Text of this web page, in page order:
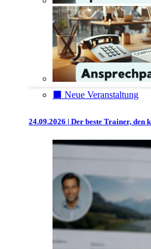
⬛️ Neue Veranstaltung
24.09.2026 | Der beste Trainer,